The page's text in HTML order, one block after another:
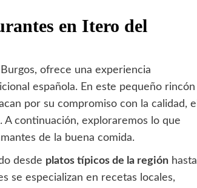
en Itero del
ofrece una experiencia
española. En este pequeño rincón
por su compromiso con la calidad, el
continuación, exploraremos lo que
de la buena comida.
desde platos típicos de la región hasta
se especializan en recetas locales,